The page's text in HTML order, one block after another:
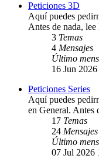
Peticiones 3D
Aquí puedes
Antes de nada,
3 Temas
4 Mensajes
Último
16 Jun
Peticiones Series
Aquí puedes
en General. Antes
17 Temas
24 Mensajes
Último
07 Jul 2026